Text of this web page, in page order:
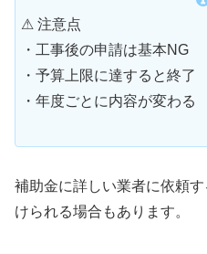
⚠ 注意点
・工事後の申請は基本NG
・予算上限に達すると終了
・年度ごとに内容が変わる
補助金に詳しい業者に依頼
けられる場合もあります。